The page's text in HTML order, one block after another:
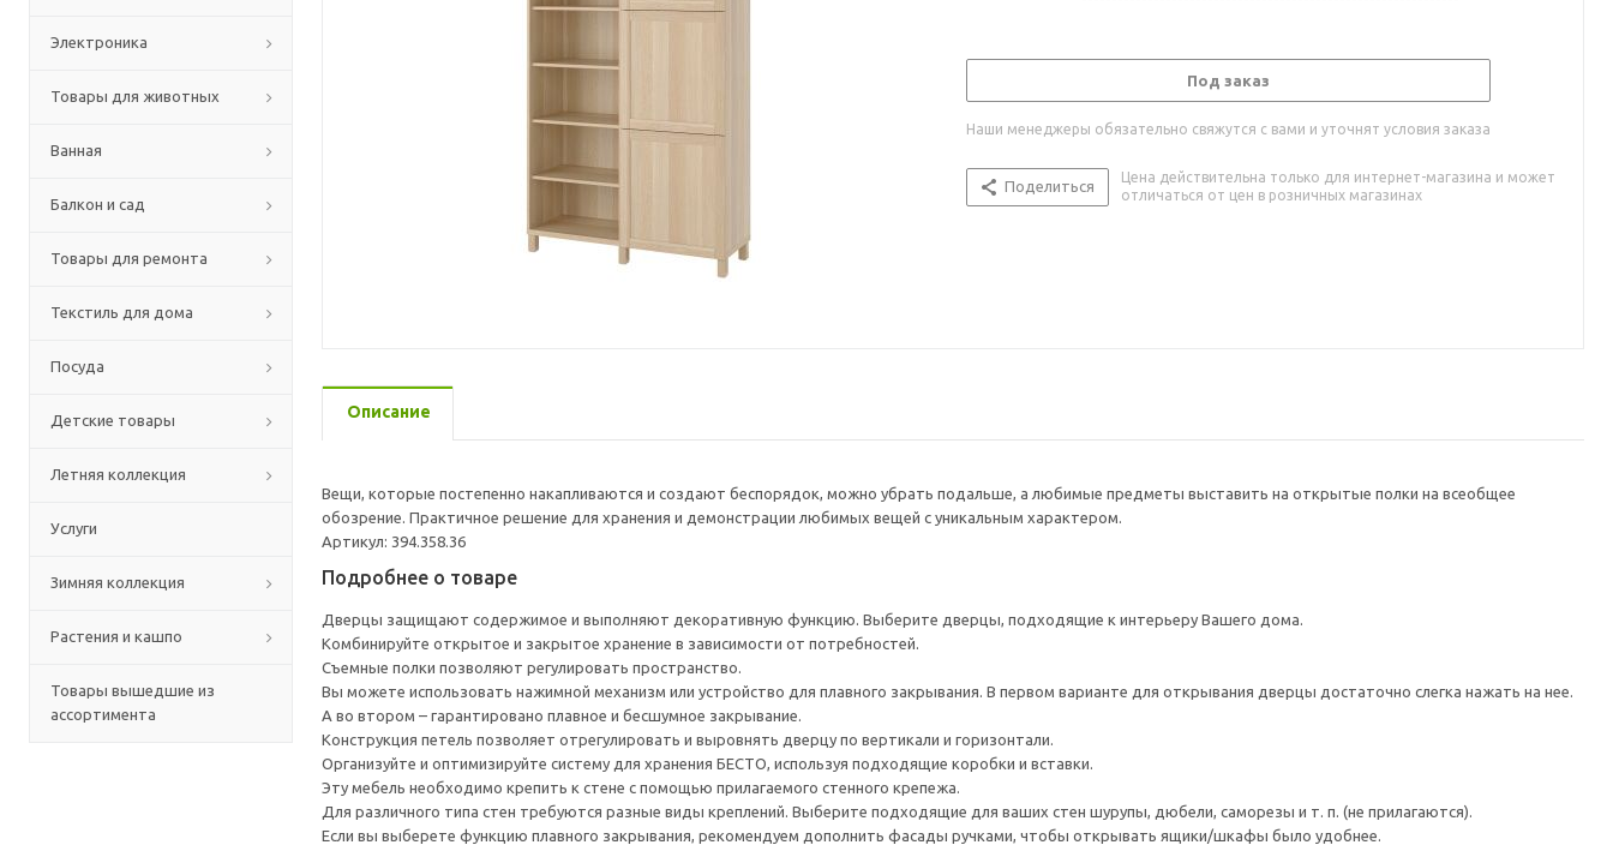
Электроника
Товары для животных
Ванная
Балкон и сад
Товары для ремонта
Текстиль для дома
Посуда
Детские товары
Летняя коллекция
Услуги
Зимняя коллекция
Растения и кашпо
Товары вышедшие из
ассортимента
Под заказ
Наши менеджеры обязательно свяжутся с вами и уточнят условия заказа
Поделиться
Цена действительна только для интернет-магазина и может
отличаться от цен в розничных магазинах
Описание
Вещи, которые постепенно накапливаются и создают беспорядок, можно убрать подальше, а любимые предметы выставить на открытые полки на всеобщее
обозрение. Практичное решение для хранения и демонстрации любимых вещей с уникальным характером.
Артикул: 394.358.36
Подробнее о товаре
Дверцы защищают содержимое и выполняют декоративную функцию. Выберите дверцы, подходящие к интерьеру Вашего дома.
Комбинируйте открытое и закрытое хранение в зависимости от потребностей.
Съемные полки позволяют регулировать пространство.
Вы можете использовать нажимной механизм или устройство для плавного закрывания. В первом варианте для открывания дверцы достаточно слегка нажать на нее.
А во втором – гарантировано плавное и бесшумное закрывание.
Конструкция петель позволяет отрегулировать и выровнять дверцу по вертикали и горизонтали.
Организуйте и оптимизируйте систему для хранения БЕСТО, используя подходящие коробки и вставки.
Эту мебель необходимо крепить к стене с помощью прилагаемого стенного крепежа.
Для различного типа стен требуются разные виды креплений. Выберите подходящие для ваших стен шурупы, дюбели, саморезы и т. п. (не прилагаются).
Если вы выберете функцию плавного закрывания, рекомендуем дополнить фасады ручками, чтобы открывать ящики/шкафы было удобнее.